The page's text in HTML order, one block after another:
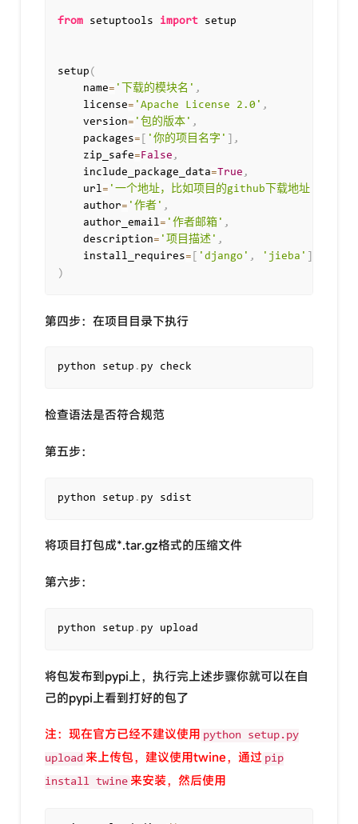
from setuptools import setup
setup (
    name
= '下载的模块名' ,
    license
= 'Apache License 2.0' ,
    version
= '包的版本' ,
    packages
= '你的项目名字'
,
    zip_safe
= False ,
    include_package_data
=True ,
    url
= '一个地址，比如项目的github下载地址'
    author
= '作者' ,
    author_email
= '作者邮箱' ,
    description
= '项目描述' ,
    install_requires
= 'django' , 'jieba'
)
第四步：在项目目录下执行
python setup . py check
检查语法是否符合规范
第五步：
python setup . py sdist
将项目打包成*.tar.gz格式的压缩文件
第六步：
python setup . py upload
将包发布到pypi上，执行完上述步骤你就可以在自
己的pypi上看到打好的包了
注：现在官方已经不建议使用 python setup.py
upload 来上传包，建议使用twine，通过 pip
install twine 来安装，然后使用